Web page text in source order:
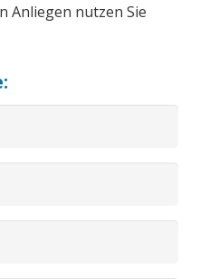
Anliegen nutzen Sie